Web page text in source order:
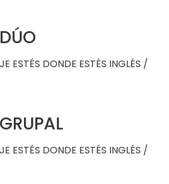
ESTÉS DONDE ESTÉS INGLÉS /
ESTÉS DONDE ESTÉS INGLÉS /